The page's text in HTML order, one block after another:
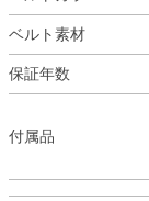
ベルト素材
保証年数
付属品